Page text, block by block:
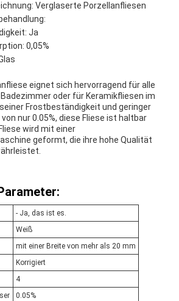
Verglaserte Porzellanfliesen
Ja
0,05%
eignet sich hervorragend für alle
oder für Keramikfliesen im
Frostbeständigkeit und geringer
nur 0.05%, diese Fliese ist haltbar
wird mit einer
geformt, die ihre hohe Qualität
- Ja, das ist es.
Weiß
mit einer Breite von mehr als 20 mm
Korrigiert
4
0.05%